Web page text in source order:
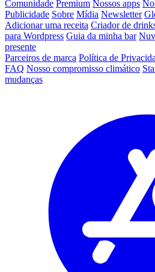
Comunidade Premium Nossos apps
Publicidade Sobre Mídia Newsletter
Adicionar uma receita Criador de
para Wordpress Guia da minha bar
presente
Parceiros de marca Política de
FAQ Nosso compromisso climático
mudanças